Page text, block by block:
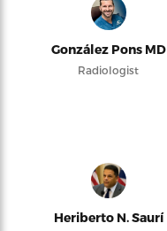
González Pons MD
Radiologist
Heriberto N. Saurí